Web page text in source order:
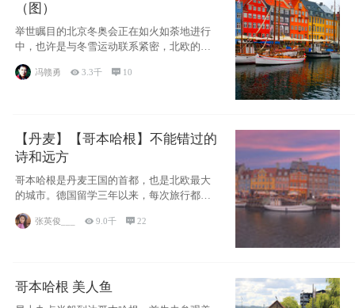
（图）
举世瞩目的北京冬奥会正在如火如荼地进行
中，也许是与冬雪运动联系紧密，北欧的一
些国家因
冯赣勇 3.3千  10
【丹麦】【哥本哈根】不能错过的
诗和远方
哥本哈根是丹麦王国的首都，也是北欧最大
的城市。德国留学三年以来，每次旅行都是
张英俊___ 9.0千 22
哥本哈根 美人鱼